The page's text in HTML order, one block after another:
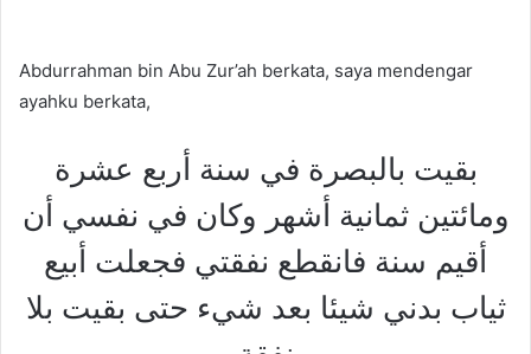
Abdurrahman bin Abu Zur’ah berkata, saya mendengar
ayahku berkata,
بقيت بالبصرة في سنة أربع عشرة
ومائتين ثمانية أشهر وكان في نفسي أن
أقيم سنة فانقطع نفقتي فجعلت أبيع
ثياب بدني شيئا بعد شيء حتى بقيت بلا